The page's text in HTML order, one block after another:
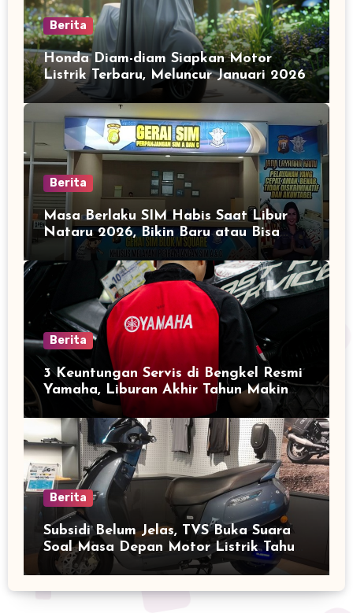
Berita
Honda Diam-diam Siapkan Motor
Listrik Terbaru, Meluncur Januari 2026
Berita
Masa Berlaku SIM Habis Saat Libur
Nataru 2026, Bikin Baru atau Bisa
Diperpanjang?
Berita
3 Keuntungan Servis di Bengkel Resmi
Yamaha, Liburan Akhir Tahun Makin
Nyaman
Berita
Subsidi Belum Jelas, TVS Buka Suara
Soal Masa Depan Motor Listrik Tahun
2026